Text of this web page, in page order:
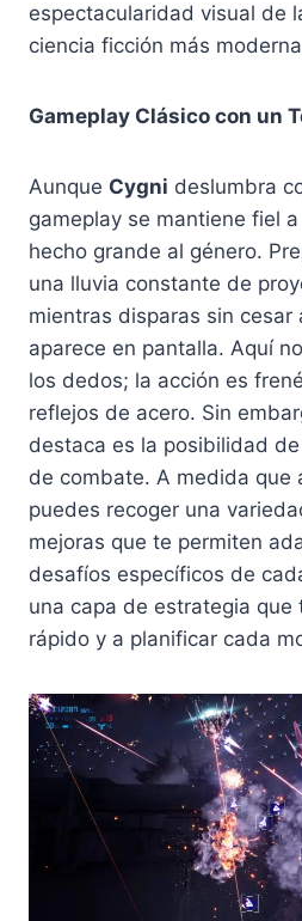
espectacularidad visual de
ciencia ficción más
Gameplay Clásico con un
Aunque Cygni deslumbra
gameplay se mantiene fiel
hecho grande al género.
una lluvia constante de
mientras disparas sin cesar
aparece en pantalla. Aquí
los dedos; la acción es
reflejos de acero. Sin
destaca es la posibilidad
de combate. A medida que
puedes recoger una
mejoras que te permiten
desafíos específicos de
una capa de estrategia que
rápido y a planificar cada